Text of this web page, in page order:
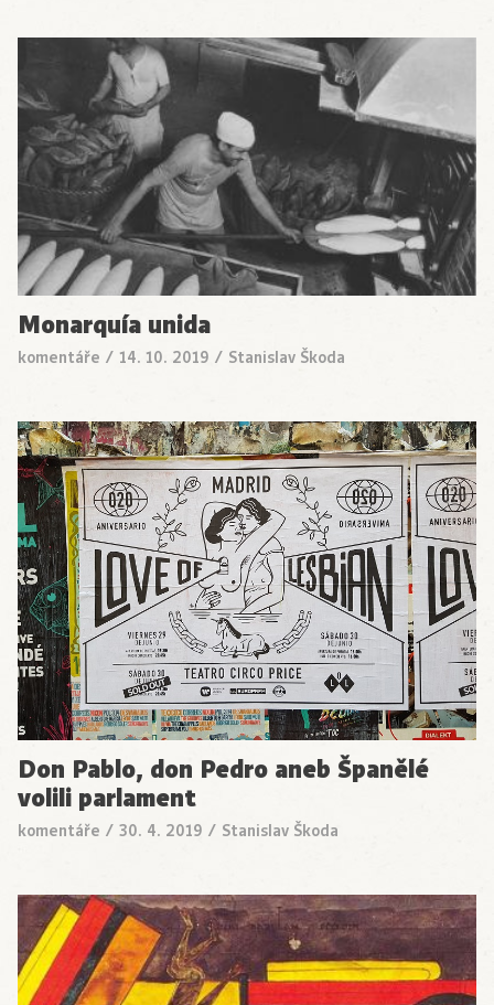
Monarquía unida
komentáře / 14. 10. 2019 / Stanislav Škoda
Don Pablo, don Pedro aneb Španělé
volili parlament
komentáře / 30. 4. 2019 / Stanislav Škoda